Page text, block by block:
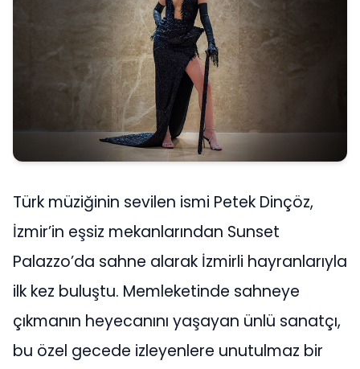
Türk müziğinin sevilen ismi Petek Dinçöz,
İzmir’in eşsiz mekanlarından Sunset
Palazzo’da sahne alarak İzmirli hayranlarıyla
ilk kez buluştu. Memleketinde sahneye
çıkmanın heyecanını yaşayan ünlü sanatçı,
bu özel gecede izleyenlere unutulmaz bir